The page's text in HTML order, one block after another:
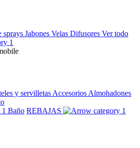
sprays Jabones Velas Difusores Ver todo
y servilletas Accesorios Almohadones
Baño REBAJAS